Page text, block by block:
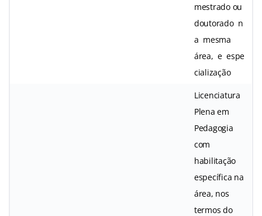
mestrado ou
doutorado n
a mesma
área, e espe
cialização
Licenciatura
Plena em
Pedagogia
com
habilitação
específica na
área, nos
termos do